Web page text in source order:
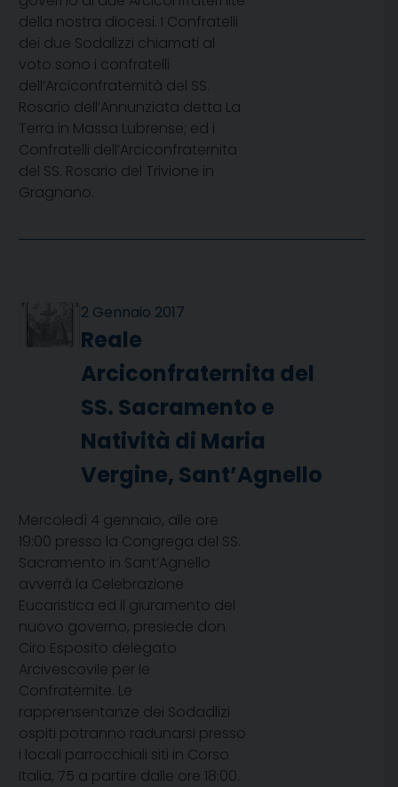
della nostra diocesi. I Confratelli
dei due Sodalizzi chiamati al
voto sono i confratelli
dell’Arciconfraternità del SS.
Rosario dell’Annunziata detta La
Terra in Massa Lubrense; ed i
Confratelli dell’Arciconfraternita
del SS. Rosario del Trivione in
Gragnano.
2 Gennaio 2017
Reale
Arciconfraternita del
SS. Sacramento e
Natività di Maria
Vergine, Sant’Agnello
Mercoledì 4 gennaio, alle ore
19:00 presso la Congrega del SS.
Sacramento in Sant’Agnello
avverrà la Celebrazione
Eucaristica ed il giuramento del
nuovo governo, presiede don
Ciro Esposito delegato
Arcivescovile per le
Confraternite. Le
rapprensentanze dei Sodadlizi
ospiti potranno radunarsi presso
i locali parrocchiali siti in Corso
Italia, 75 a partire dalle ore 18:00.